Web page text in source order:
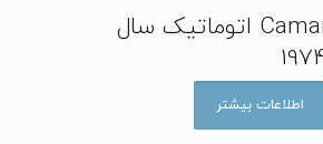
خودرو شورولت Camaro اتوماتیک سال
اطلاعات بیشتر